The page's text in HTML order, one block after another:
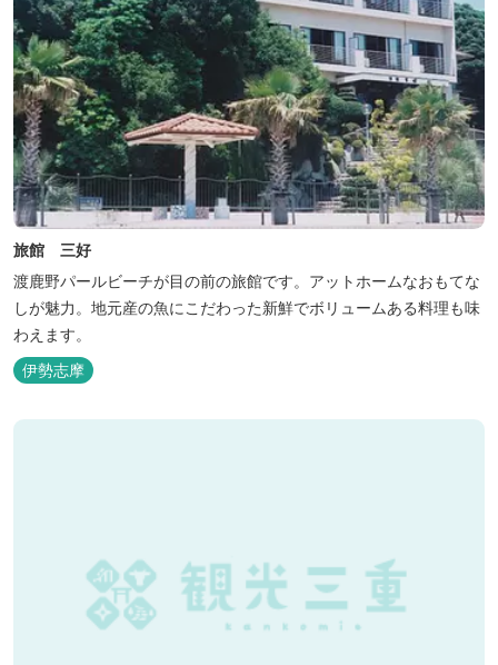
旅館 三好
渡鹿野パールビーチが目の前の旅館です。アットホームなおもてな
しが魅力。地元産の魚にこだわった新鮮でボリュームある料理も味
わえます。
伊勢志摩